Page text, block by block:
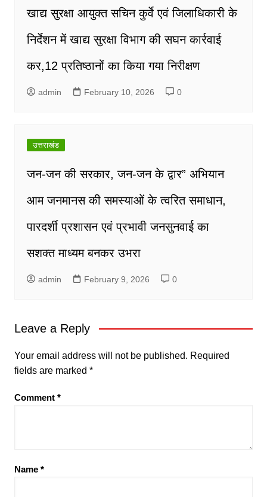
खाद्य सुरक्षा आयुक्त सचिन कुर्वे एवं जिलाधिकारी के
निर्देशन में खाद्य सुरक्षा विभाग की सघन कार्रवाई
कर,12 प्रतिष्ठानों का किया गया निरीक्षण
admin February 10, 2026 0
उत्तराखंड
जन-जन की सरकार, जन-जन के द्वार” अभियान
आम जनमानस की समस्याओं के त्वरित समाधान,
पारदर्शी प्रशासन एवं प्रभावी जनसुनवाई का
सशक्त माध्यम बनकर उभरा
admin February 9, 2026 0
Leave a Reply
Your email address will not be published. Required
fields are marked *
Comment *
Name *